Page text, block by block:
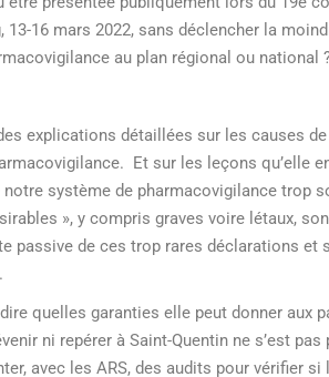
16 mars 2022, sans déclencher la
au plan régional ou national
explications détaillées sur les causes
Et sur les leçons qu’elle
notre système de pharmacovigilance trop
», y compris graves voire létaux,
passive de ces trop rares déclarations et
dire quelles garanties elle peut donner aux
ni repérer à Saint-Quentin ne s’est
avec les ARS, des audits pour vérifier